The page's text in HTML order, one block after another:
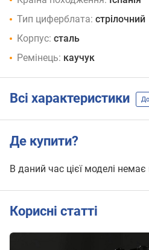
Тип циферблата: стрілочний
Корпус: сталь
Ремінець: каучук
Всі характеристики
Де купити?
В даний час цієї моделі
Корисні статті